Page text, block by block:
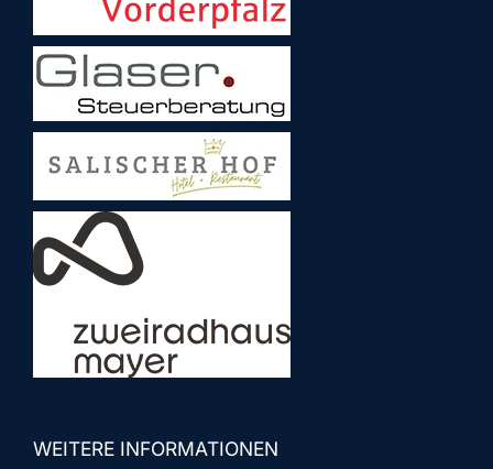
WEITERE INFORMATIONEN